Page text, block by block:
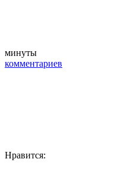
минуты
комментариев
Нравится: